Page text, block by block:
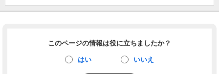
このページの情報は役に立ちましたか？
はい いいえ